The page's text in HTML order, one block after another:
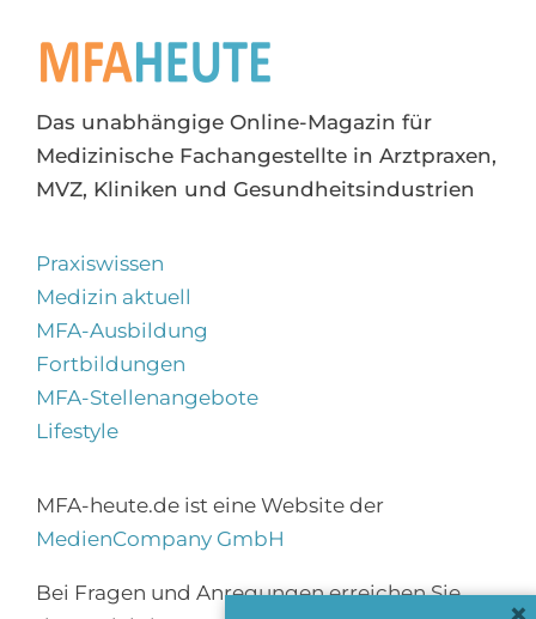
Das unabhängige Online-Magazin für
Medizinische Fachangestellte in Arztpraxen,
MVZ, Kliniken und Gesundheitsindustrien
Praxiswissen
Medizin aktuell
MFA-Ausbildung
Fortbildungen
MFA-Stellenangebote
Lifestyle
MFA-heute.de ist eine Website der
MedienCompany GmbH
Bei Fragen und Anregungen erreichen Sie